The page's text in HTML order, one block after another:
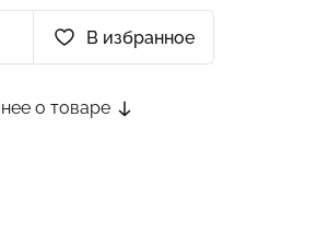
В избранное
о товаре